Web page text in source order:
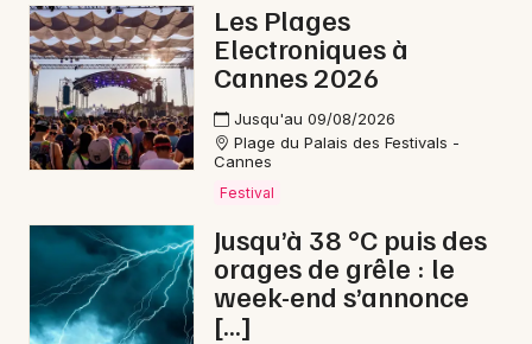
04 - Alpes de Hautes-Provence
Choisir mes départements
Je m'abonne
Les Plages
Electroniques à
Cannes 2026
Jusqu'au 09/08/2026
Plage du Palais des Festivals -
Cannes
Festival
Jusqu’à 38 °C puis des
orages de grêle : le
week-end s’annonce
[…]